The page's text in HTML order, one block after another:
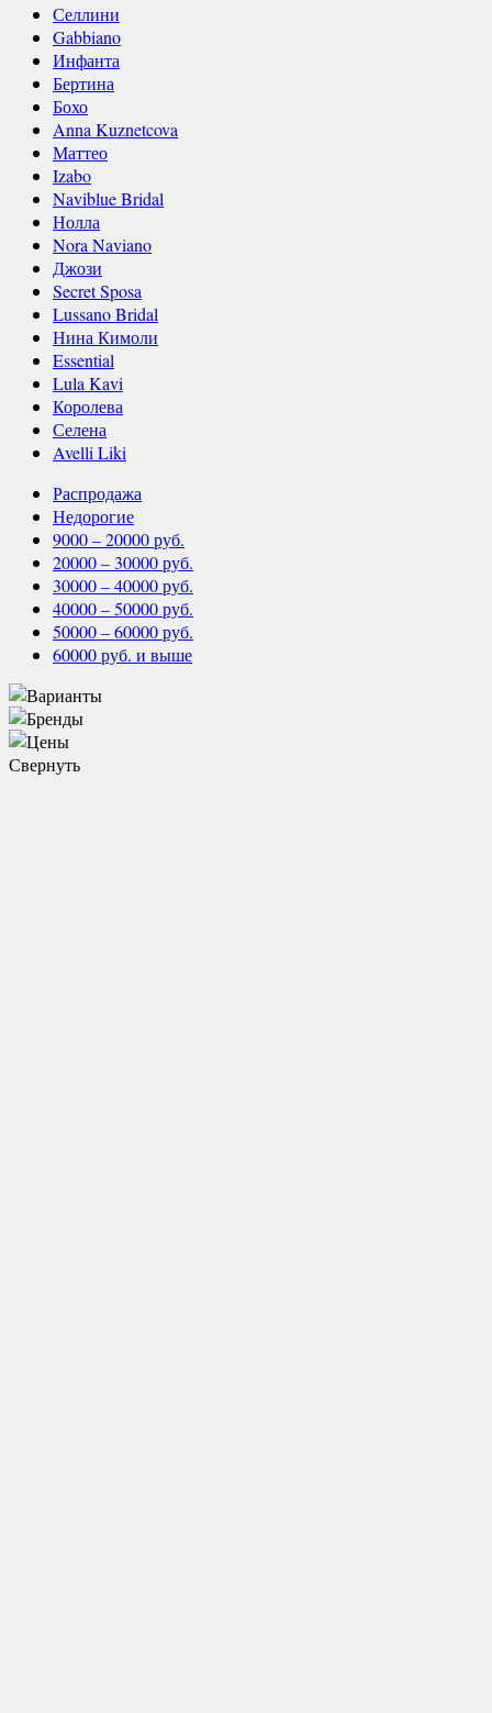
Селлини
Gabbiano
Инфанта
Бертина
Бохо
Anna Kuznetcova
Маттео
Izabo
Naviblue Bridal
Нолла
Nora Naviano
Джози
Secret Sposa
Lussano Bridal
Нина Кимоли
Essential
Lula Kavi
Королева
Селена
Avelli Liki
Распродажа
Недорогие
9000 – 20000 руб.
20000 – 30000 руб.
30000 – 40000 руб.
40000 – 50000 руб.
50000 – 60000 руб.
60000 руб. и выше
Свернуть